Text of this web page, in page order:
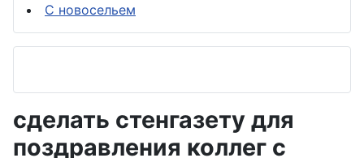
С новосельем
сделать стенгазету для
поздравления коллег с